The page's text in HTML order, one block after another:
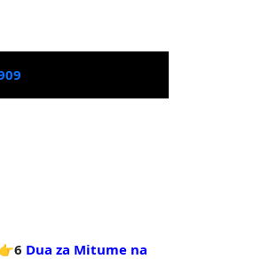
Dua za Mitume na